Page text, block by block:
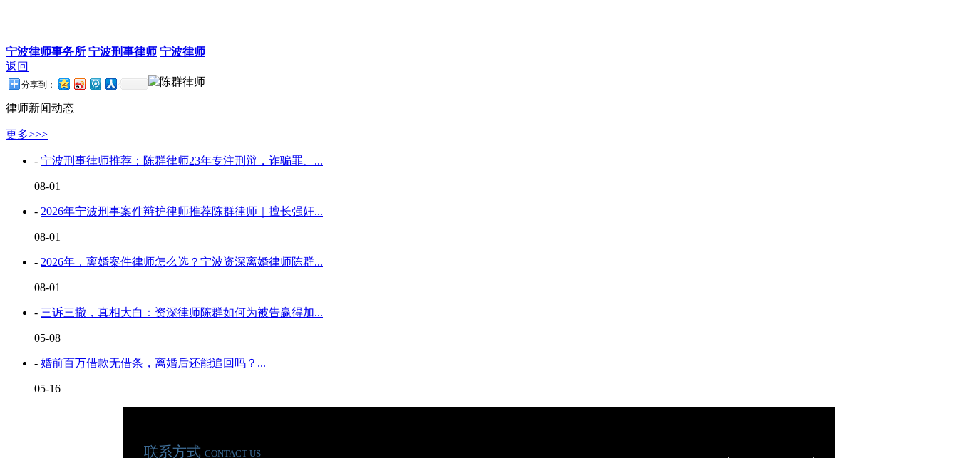
宁波律师事务所 宁波刑事律师 宁波律师
返回
分享到：
律师新闻动态
更多>>>
- 宁波刑事律师推荐：陈群律师23年专注刑辩，诈骗罪、...
08-01
- 2026年宁波刑事案件辩护律师推荐陈群律师｜擅长强奸...
08-01
- 2026年，离婚案件律师怎么选？宁波资深离婚律师陈群...
08-01
- 三诉三撤，真相大白：资深律师陈群如何为被告赢得加...
05-08
- 婚前百万借款无借条，离婚后还能追回吗？...
05-16
联系方式 CONTACT US